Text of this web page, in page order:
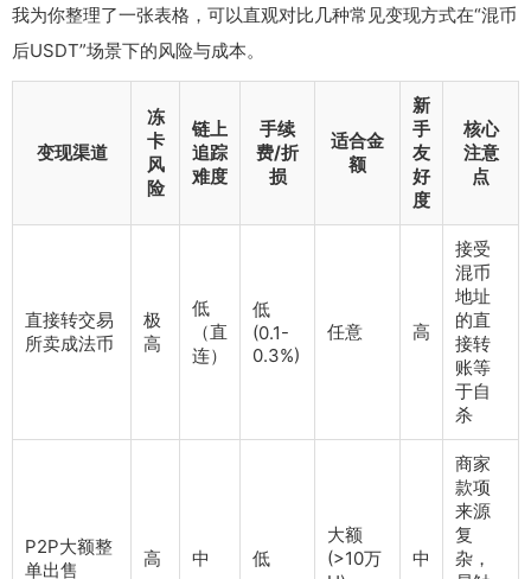
我为你整理了一张表格，可以直观对比几种常见变现方式在“混币
后USDT”场景下的风险与成本。
变现渠道
冻
卡
风
险
链上
追踪
难度
手续
费/折
损
适合金
额
新
手
友
好
度
核心
注意
点
直接转交易
所卖成法币
极
高
低
（直
连）
低
(0.1-
0.3%)
任意 高
接受
混币
地址
的直
接转
账等
于自
杀
P2P大额整
单出售
高 中 低
大额
(>10万
中
商家
款项
来源
复
杂，